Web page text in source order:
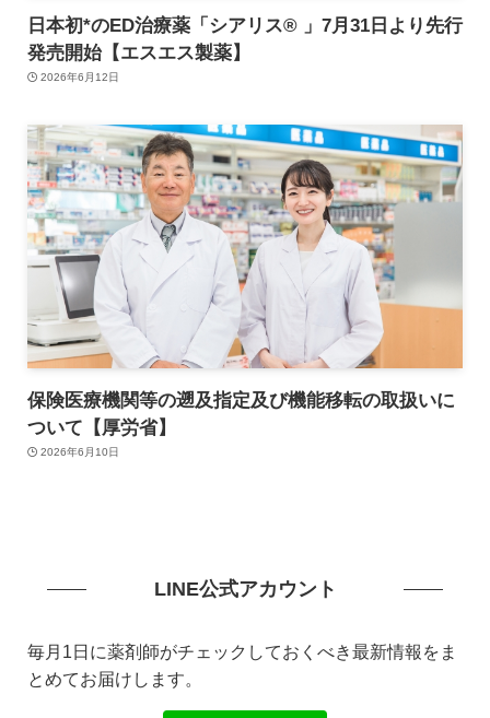
日本初*のED治療薬「シアリス® 」7月31日より先行
発売開始【エスエス製薬】
2026年6月12日
保険医療機関等の遡及指定及び機能移転の取扱いに
ついて【厚労省】
2026年6月10日
LINE公式アカウント
毎月1日に薬剤師がチェックしておくべき最新情報をま
とめてお届けします。